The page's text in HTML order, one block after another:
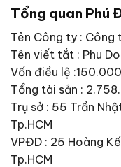
Tổng quan Phú
Tên Công ty :
Tên viết tắt : Phu
Vốn điều lệ
Tổng tài sản :
Trụ sở : 55 Trần
Tp.HCM
VPĐD : 25 Hoàng
Tp.HCM